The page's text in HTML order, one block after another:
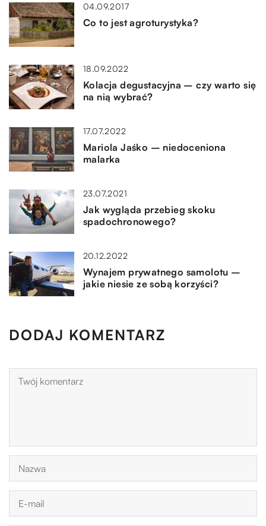
04.09.2017
Co to jest agroturystyka?
18.09.2022
Kolacja degustacyjna – czy warto się
na nią wybrać?
17.07.2022
Mariola Jaśko – niedoceniona
malarka
23.07.2021
Jak wygląda przebieg skoku
spadochronowego?
20.12.2022
Wynajem prywatnego samolotu –
jakie niesie ze sobą korzyści?
DODAJ KOMENTARZ